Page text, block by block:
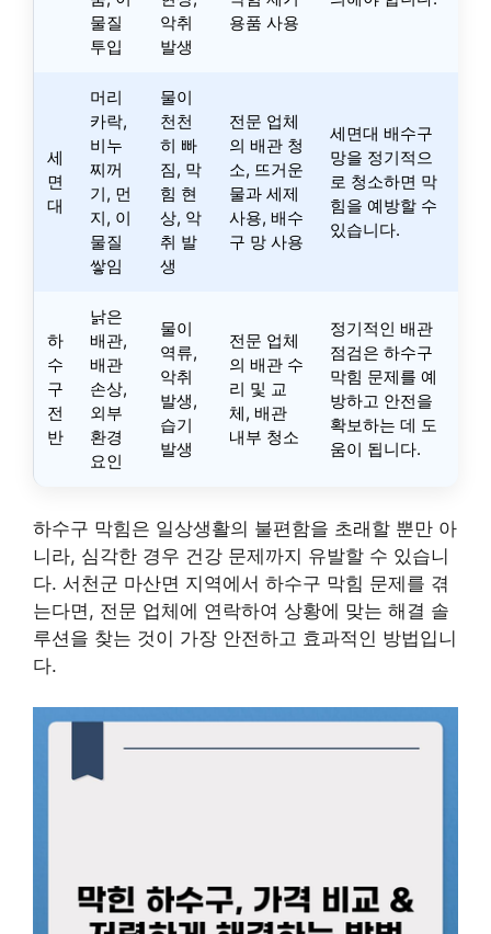
물질
투입
악취
발생
용품 사용
세
면
대
머리
카락,
비누
찌꺼
기, 먼
지, 이
물질
쌓임
물이
천천
히 빠
짐, 막
힘 현
상, 악
취 발
생
전문 업체
의 배관 청
소, 뜨거운
물과 세제
사용, 배수
구 망 사용
세면대 배수구
망을 정기적으
로 청소하면 막
힘을 예방할 수
있습니다.
하
수
구
전
반
낡은
배관,
배관
손상,
외부
환경
요인
물이
역류,
악취
발생,
습기
발생
전문 업체
의 배관 수
리 및 교
체, 배관
내부 청소
정기적인 배관
점검은 하수구
막힘 문제를 예
방하고 안전을
확보하는 데 도
움이 됩니다.
하수구 막힘은 일상생활의 불편함을 초래할 뿐만 아
니라, 심각한 경우 건강 문제까지 유발할 수 있습니
다. 서천군 마산면 지역에서 하수구 막힘 문제를 겪
는다면, 전문 업체에 연락하여 상황에 맞는 해결 솔
루션을 찾는 것이 가장 안전하고 효과적인 방법입니
다.